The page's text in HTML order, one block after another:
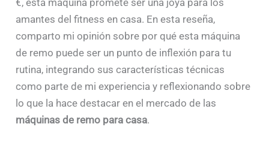
€, esta máquina promete ser una joya para los
amantes del fitness en casa. En esta reseña,
comparto mi opinión sobre por qué esta máquina
de remo puede ser un punto de inflexión para tu
rutina, integrando sus características técnicas
como parte de mi experiencia y reflexionando sobre
lo que la hace destacar en el mercado de las
máquinas de remo para casa.